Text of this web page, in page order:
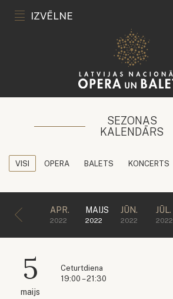
IZVĒLNE
SEZONAS
KALENDĀRS
VISI OPERA BALETS KONCERTS
APR.
2022
MAIJS
2022
JŪN.
2022
JŪL.
2022
5
maijs
Ceturtdiena
19:00 – 21:30